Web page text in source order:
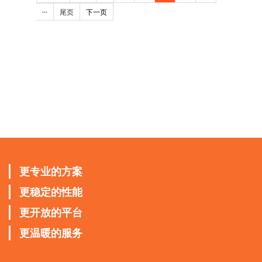
···
尾页 下一页
更专业的方案
更稳定的性能
更开放的平台
更温暖的服务